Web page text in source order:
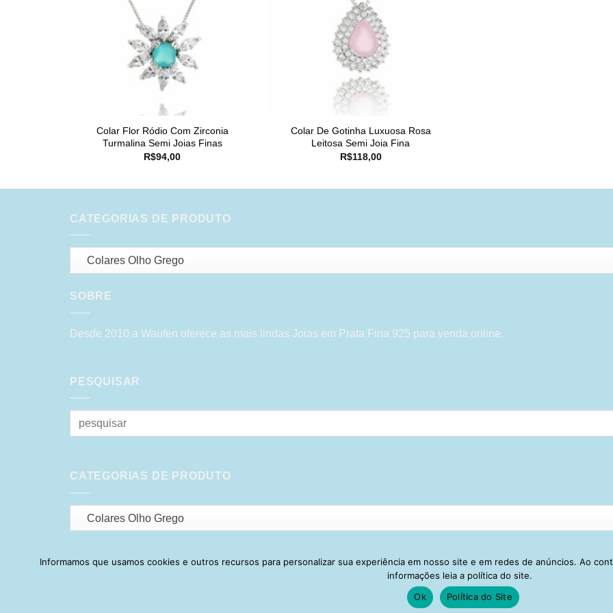
Colar Flor Ródio Com Zirconia
Turmalina Semi Joias Finas
R$94,00
Colar De Gotinha Luxuosa Rosa
Leitosa Semi Joia Fina
R$118,00
CATEGORIAS DE PRODUTO
Colares Olho Grego
SOBRE
Desde 2010 a Waufen oferece as mais lindas Joias em Prata Fina 925 para venda online.
PESQUISAR
Pesquisar
por:
CATEGORIAS DE PRODUTO
Colares Olho Grego
Visa PayPal Stripe MasterCardCash
TROCA E DEVOLUÇÃO GARANTIA
Informamos que usamos cookies e outros recursos para personalizar sua experiência em nosso site e em redes de anúncios. Ao
informações leia a política do site.
Ok
Política do Site